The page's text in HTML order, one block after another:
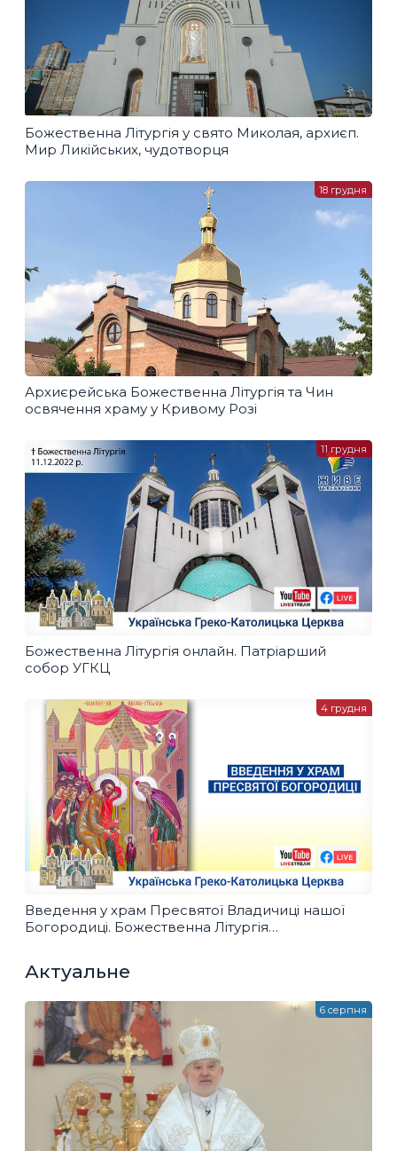
Божественна Літургія у свято Миколая, архиєп.
Мир Ликійських, чудотворця
Архиєрейська Божественна Літургія та Чин
освячення храму у Кривому Розі
18 грудня
Божественна Літургія онлайн. Патріарший
собор УГКЦ
11 грудня
Введення у храм Пресвятої Владичиці нашої
Богородиці. Божественна Літургія
4 грудня
Актуальне
6 серпня